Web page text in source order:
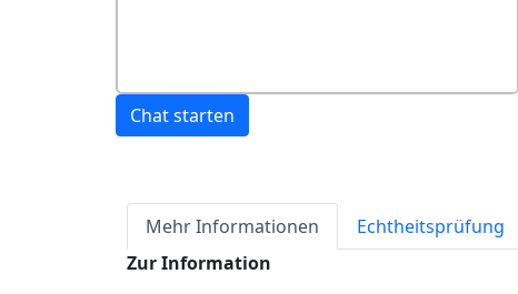
Chat starten
Mehr Informationen
Echtheitsprüfung
Zur Information